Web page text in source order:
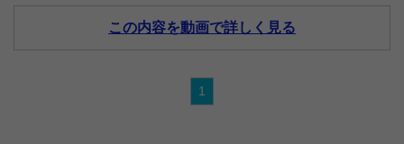
この内容を動画で詳しく見る
1